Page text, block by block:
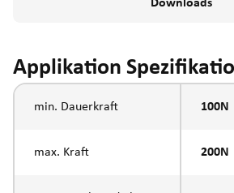
Downloads
Applikation
min. Dauerkraft 100N
max. Kraft 200N